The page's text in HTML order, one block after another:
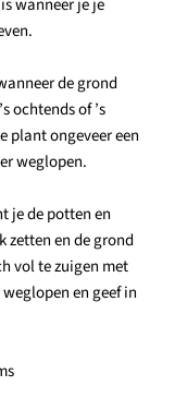
wanneer je je
de grond
ochtends of ’s
plant ongeveer een
weglopen.
je de potten en
zetten en de grond
vol te zuigen met
en geef in